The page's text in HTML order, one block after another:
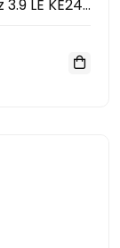
Benzinomotoros gallyazó láncfűrész 3.9 LE KE24-379